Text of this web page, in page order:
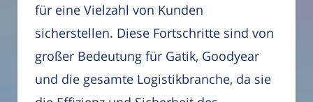
für eine Vielzahl von Kunden
sicherstellen. Diese Fortschritte sind von
großer Bedeutung für Gatik, Goodyear
und die gesamte Logistikbranche, da sie